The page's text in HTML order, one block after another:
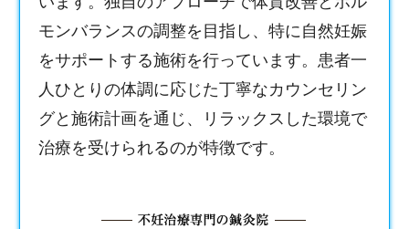
モンバランスの調整を目指し、特に自然妊娠
をサポートする施術を行っています。患者一
人ひとりの体調に応じた丁寧なカウンセリン
グと施術計画を通じ、リラックスした環境で
治療を受けられるのが特徴です。